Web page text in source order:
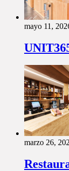
mayo 11,
marzo 26,